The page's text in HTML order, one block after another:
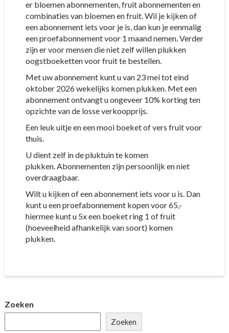
er bloemen abonnementen, fruit abonnementen en
combinaties van bloemen en fruit. Wil je kijken of
een abonnement iets voor je is, dan kun je eenmalig
een proefabonnement voor 1 maand nemen. Verder
zijn er voor mensen die niet zelf willen plukken
oogstboeketten voor fruit te bestellen.
Met uw abonnement kunt u van 23 mei tot eind
oktober 2026 wekelijks komen plukken. Met een
abonnement ontvangt u ongeveer 10% korting ten
opzichte van de losse verkoopprijs.
Een leuk uitje en een mooi boeket of vers fruit voor
thuis.
U dient zelf in de pluktuin te komen
plukken. Abonnementen zijn persoonlijk en niet
overdraagbaar.
Wilt u kijken of een abonnement iets voor u is. Dan
kunt u een proefabonnement kopen voor 65,-
hiermee kunt u 5x een boeket ring 1 of fruit
(hoeveelheid afhankelijk van soort) komen
plukken.
Zoeken
Zoeken